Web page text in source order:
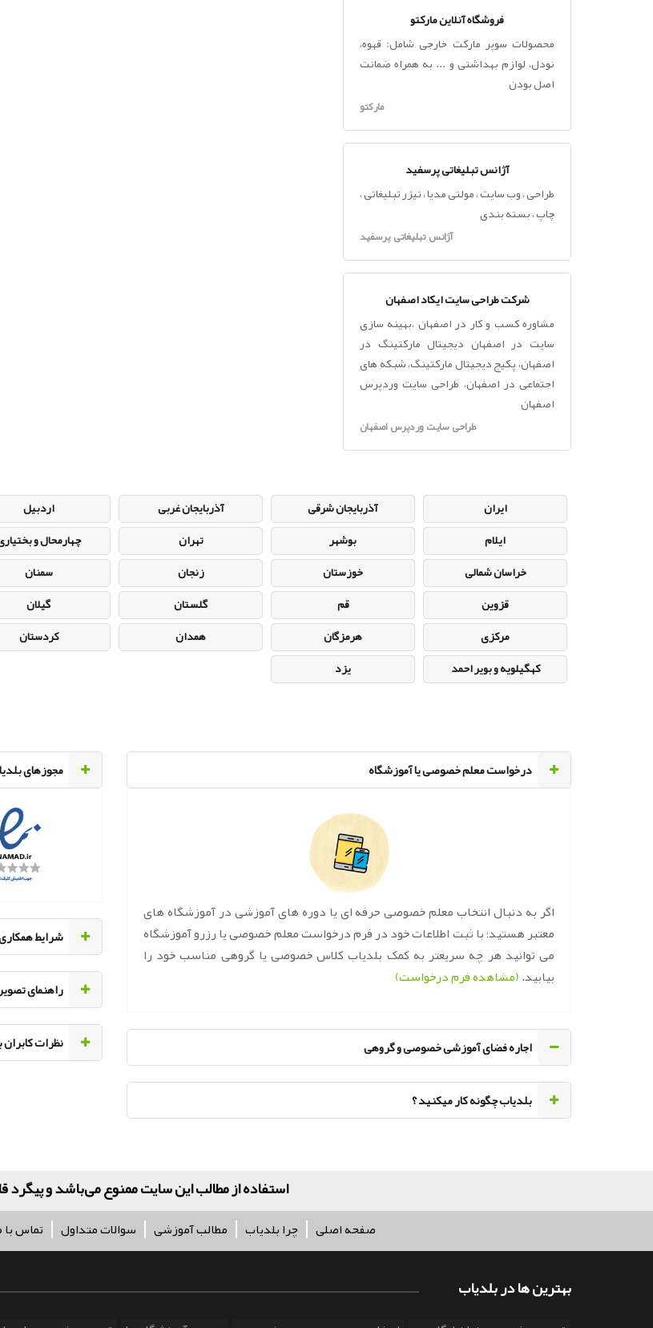
فروشگاه آنلاین مارکتو
محصولات سوپر مارکت خارجی شامل: قهوه،
نودل، لوازم بهداشتی و ... به همراه ضمانت
اصل بودن
مارکتو
آژانس تبلیغاتی پرسفید
طراحی ، وب سایت ، مولتی مدیا ، تیزر تبلیغاتی ،
چاپ ، بسته بندی
آژانس تبلیغاتی پرسفید
شرکت طراحی سایت ایکاد اصفهان
مشاوره کسب و کار در اصفهان ،بهینه سازی
سایت در اصفهان دیجیتال مارکتینگ در
اصفهان، پکیج دیجیتال مارکتینگ، شبکه های
اجتماعی در اصفهان، طراحی سایت وردپرس
اصفهان
طراحی سایت وردپرس اصفهان
ایران آذربایجان شرقی آذربایجان غربی اردبیل
ایلام
بوشهر تهران چهارمحال و
خراسان شمالی
خوزستان زنجان سمنان
قزوین
قم گلستان گیلان
مرکزی
هرمزگان همدان کردستان
کهگیلویه و بویر احمد
یزد
‌درخواست معلم خصوصی یا آموزشگاه
اگر به دنبال انتخاب معلم خصوصی حرفه ای یا دوره های آموزشی در آموزشگاه های
معتبر هستید؛ با ثبت اطلاعات خود در فرم درخواست معلم خصوصی یا رزرو آموزشگاه
می توانید هر چه سریعتر به کمک بلدیاب کلاس خصوصی یا گروهی مناسب خود را
بیابید.(مشاهده فرم درخواست)
اجاره فضای آموزشی خصوصی و گروهی
‌بلدیاب چگونه کار میکنید ؟
مجوزهای
‌شرایط
راهنمای
نظرات
کلیه حقو
صفحه اصلی چرا بلدیاب مطالب آموزشی سوالات متداول تماس با
بهترین ها در بلدیاب